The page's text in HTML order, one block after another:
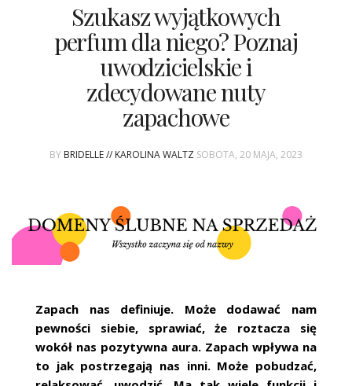
KSIĄŻKI BRIDELLE
BRI GROUP
ŚLUBNE STYLE
ARCHIWUM
Szukasz wyjątkowych
perfum dla niego? Poznaj
uwodzicielskie i
zdecydowane nuty
zapachowe
BY BRIDELLE // KAROLINA WALTZ SOBOTA, 20 MAJA, 2023
Zapach nas definiuje. Może dodawać nam
pewności siebie, sprawiać, że roztacza się
wokół nas pozytywna aura. Zapach wpływa na
to jak postrzegają nas inni. Może pobudzać,